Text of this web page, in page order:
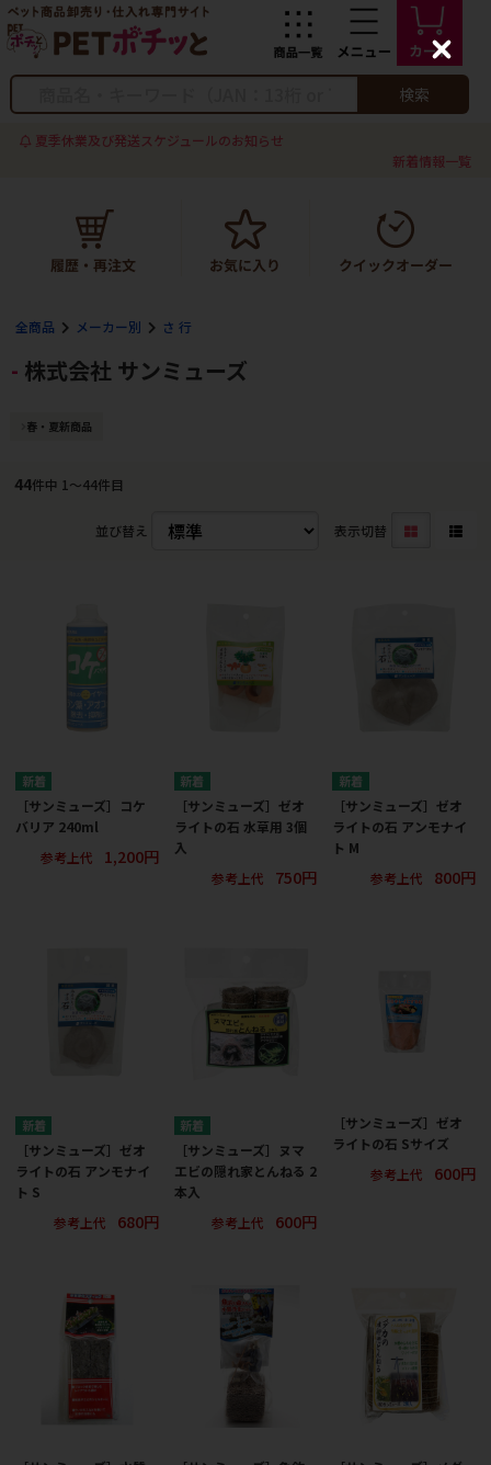
検索
夏季休業及び発送スケジュールのお知らせ
新着情報一覧
全商品 メーカー別 さ 行
株式会社 サンミューズ
春・夏新商品
44件中 1〜44件目
並び替え 表示切替
［サンミューズ］コケ
バリア 240ml
参考上代
1,200円
［サンミューズ］ゼオ
ライトの石 水草用 3個
入
参考上代
750円
［サンミューズ］ゼオ
ライトの石 アンモナイ
ト M
参考上代
800円
［サンミューズ］ゼオ
ライトの石 アンモナイ
ト S
参考上代
680円
［サンミューズ］ヌマ
エビの隠れ家とんねる 2
本入
参考上代
600円
［サンミューズ］ゼオ
ライトの石 Sサイズ
参考上代
600円
C
l
s